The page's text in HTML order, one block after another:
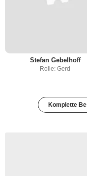
Stefan Gebelhoff
Rolle: Gerd
Komplette